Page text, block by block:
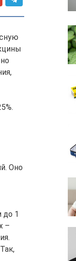
Оно
до 1
–